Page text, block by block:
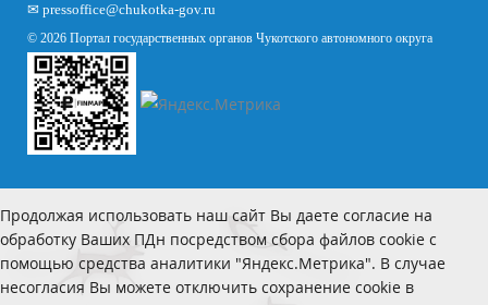
✉ pressoffice@chukotka-gov.ru
© 2026 Портал государственных органов Чукотского автономного округа
Продолжая использовать наш сайт Вы даете согласие на
обработку Ваших ПДн посредством сбора файлов cookie с
помощью средства аналитики "Яндекс.Метрика". В случае
несогласия Вы можете отключить сохранение cookie в